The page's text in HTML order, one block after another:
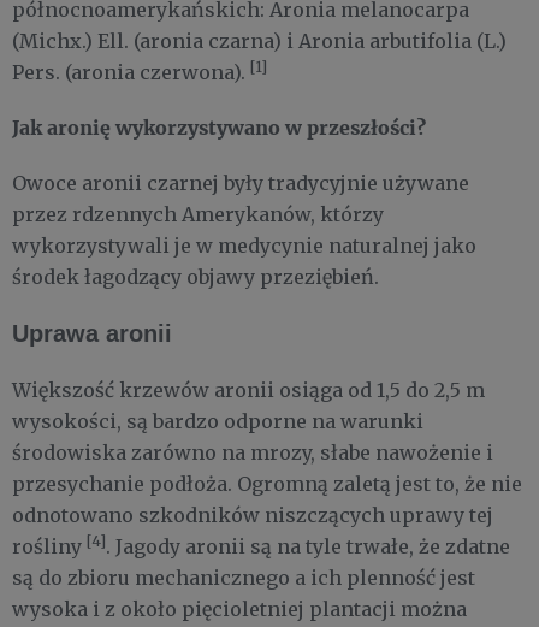
północnoamerykańskich: Aronia melanocarpa
(Michx.) Ell. (aronia czarna) i Aronia arbutifolia (L.)
Pers. (aronia czerwona). [1]
Jak aronię wykorzystywano w przeszłości?
Owoce aronii czarnej były tradycyjnie używane
przez rdzennych Amerykanów, którzy
wykorzystywali je w medycynie naturalnej jako
środek łagodzący objawy przeziębień.
Uprawa aronii
Większość krzewów aronii osiąga od 1,5 do 2,5 m
wysokości, są bardzo odporne na warunki
środowiska zarówno na mrozy, słabe nawożenie i
przesychanie podłoża. Ogromną zaletą jest to, że nie
odnotowano szkodników niszczących uprawy tej
rośliny [4] . Jagody aronii są na tyle trwałe, że zdatne
są do zbioru mechanicznego a ich plenność jest
wysoka i z około pięcioletniej plantacji można